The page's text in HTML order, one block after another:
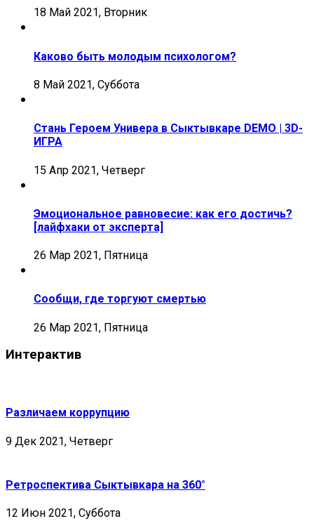
18 Май 2021, Вторник
Каково быть молодым психологом?
8 Май 2021, Суббота
Стань Героем Универа в Сыктывкаре DEMO | 3D-
ИГРА
15 Апр 2021, Четверг
Эмоциональное равновесие: как его достичь?
[лайфхаки от эксперта]
26 Мар 2021, Пятница
Сообщи, где торгуют смертью
26 Мар 2021, Пятница
Интерактив
Различаем коррупцию
9 Дек 2021, Четверг
Ретроспектива Сыктывкара на 360°
12 Июн 2021, Суббота